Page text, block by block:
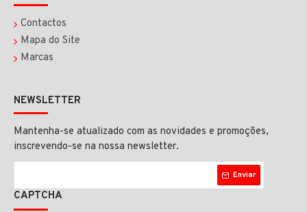
Contactos
Mapa do Site
Marcas
NEWSLETTER
Mantenha-se atualizado com as novidades e promoções,
inscrevendo-se na nossa newsletter.
Enviar
CAPTCHA